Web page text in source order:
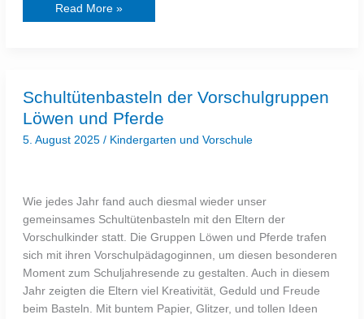
Read More »
Schultütenbasteln der Vorschulgruppen
Löwen und Pferde
5. August 2025 / Kindergarten und Vorschule
Wie jedes Jahr fand auch diesmal wieder unser
gemeinsames Schultütenbasteln mit den Eltern der
Vorschulkinder statt. Die Gruppen Löwen und Pferde trafen
sich mit ihren Vorschulpädagoginnen, um diesen besonderen
Moment zum Schuljahresende zu gestalten. Auch in diesem
Jahr zeigten die Eltern viel Kreativität, Geduld und Freude
beim Basteln. Mit buntem Papier, Glitzer, und tollen Ideen
Schultütenbasteln
der
Vorschulgruppen
Löwen
Pferde